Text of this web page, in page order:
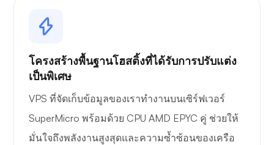
โครงสร้างพื้นฐานโฮสติ้งที่ได้รับการปรับแต่ง
เป็นพิเศษ
VPS ที่จัดเก็บข้อมูลของเราทำงานบนเซิร์ฟเวอร์
SuperMicro พร้อมด้วย CPU AMD EPYC คู่ ช่วยให้
มั่นใจถึงพลังงานสูงสุดและความซ้ำซ้อนของเครือ